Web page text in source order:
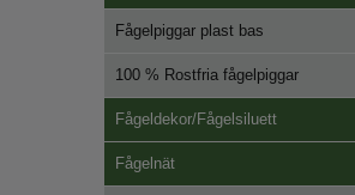
Fågelpiggar plast bas
100 % Rostfria fågelpiggar
Fågeldekor/Fågelsiluett
Fågelnät